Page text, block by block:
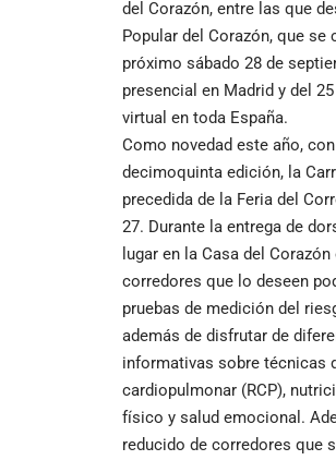
del Corazón, entre las que
Popular del Corazón, que se
próximo sábado 28 de
presencial en Madrid y del
virtual en toda España.
Como novedad este año,
decimoquinta edición, la
precedida de la Feria del
27. Durante la entrega de
lugar en la Casa del
corredores que lo deseen
pruebas de medición del
además de disfrutar de
informativas sobre técnicas
cardiopulmonar (RCP),
físico y salud emocional.
reducido de corredores que